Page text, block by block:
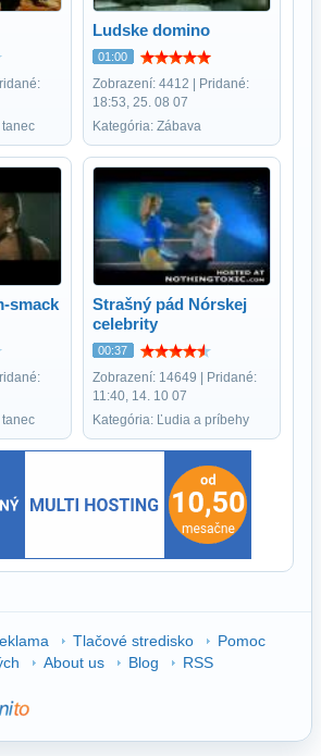
Ludske domino
01:00
Zobrazení: 4412 | Pridané:
18:53, 25. 08 07
Kategória: Zábava
smack
Strašný pád Nórskej
celebrity
00:37
Zobrazení: 14649 | Pridané:
11:40, 14. 10 07
Kategória: Ľudia a príbehy
Tlačové stredisko
Pomoc
About us Blog
RSS